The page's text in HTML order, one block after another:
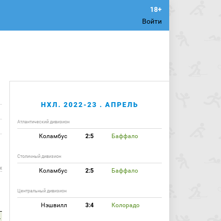
Войти
НХЛ. 2022-23 . АПРЕЛЬ
Атлантический дивизион
Коламбус 2:5 Баффало
Столичный дивизион
Коламбус 2:5 Баффало
Центральный дивизион
Нэшвилл 3:4 Колорадо